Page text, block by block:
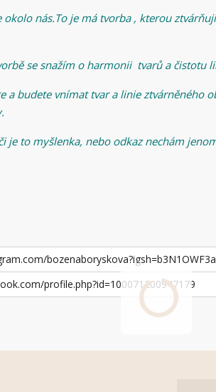
okolo nás.To je má tvorba , kterou
se snažím o harmonii tvarů a čistotu
a budete vnímat tvar a linie ztvárněného
je to myšlenka, nebo odkaz nechám
profile.php?id=100071200947179